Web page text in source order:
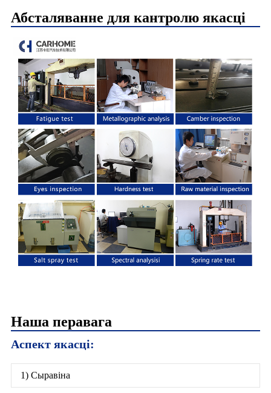
Абсталяванне для кантролю якасці
Наша перавага
Аспект якасці:
1) Сыравіна